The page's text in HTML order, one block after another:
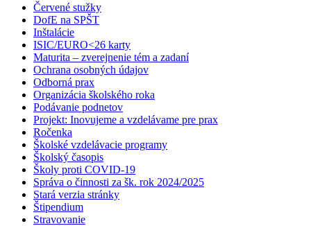
Červené stužky
DofE na SPŠT
Inštalácie
ISIC/EURO<26 karty
Maturita – zverejnenie tém a zadaní
Ochrana osobných údajov
Odborná prax
Organizácia školského roka
Podávanie podnetov
Projekt: Inovujeme a vzdelávame pre prax
Ročenka
Školské vzdelávacie programy
Školský časopis
Školy proti COVID-19
Správa o činnosti za šk. rok 2024/2025
Stará verzia stránky
Štipendium
Stravovanie